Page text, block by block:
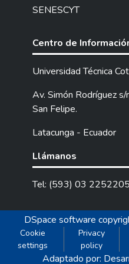
SENESCYT
Centro de
Universidad Técnica
Av. Simón Rodríguez
San Felipe.
Latacunga - Ecuador
Llámanos
Tel: (593) 03
DSpace software
Cookie
settings
Privacy
policy
Adaptado por: